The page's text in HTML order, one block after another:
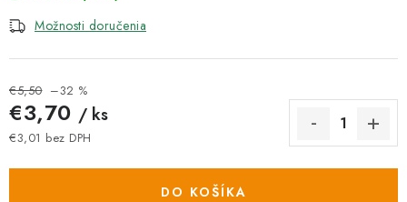
Možnosti doručenia
€5,50 –32 %
€3,70 / ks
€3,01 bez DPH
DO KOŠÍKA